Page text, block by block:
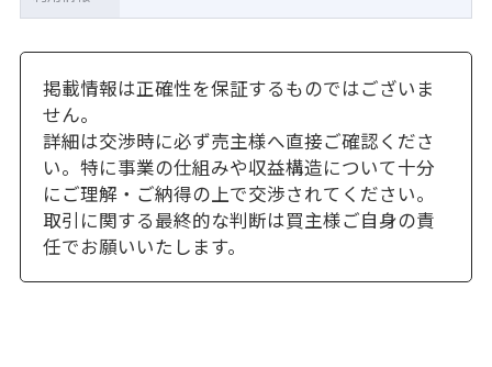
掲載情報は正確性を保証するものではございま
せん。
詳細は交渉時に必ず売主様へ直接ご確認くださ
い。特に事業の仕組みや収益構造について十分
にご理解・ご納得の上で交渉されてください。
取引に関する最終的な判断は買主様ご自身の責
任でお願いいたします。